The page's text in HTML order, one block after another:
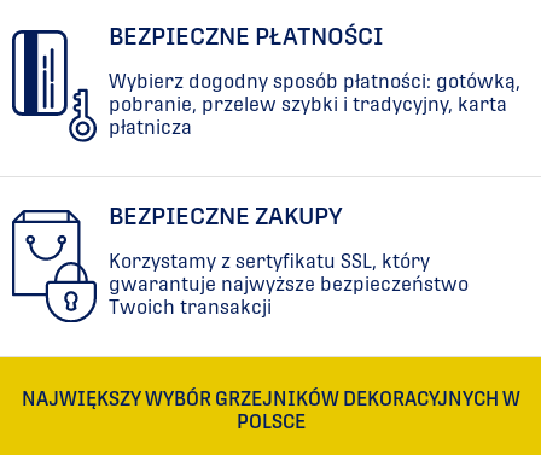
333 950
484
560 950
636 950
BEZPIECZNE PŁATNOŚCI
Wybierz dogodny sposób płatności: gotówką,
pobranie, przelew szybki i tradycyjny, karta
płatnicza
BEZPIECZNE ZAKUPY
Korzystamy z sertyfikatu SSL, który
gwarantuje najwyższe bezpieczeństwo
Twoich transakcji
NAJWIĘKSZY WYBÓR GRZEJNIKÓW DEKORACYJNYCH W
POLSCE